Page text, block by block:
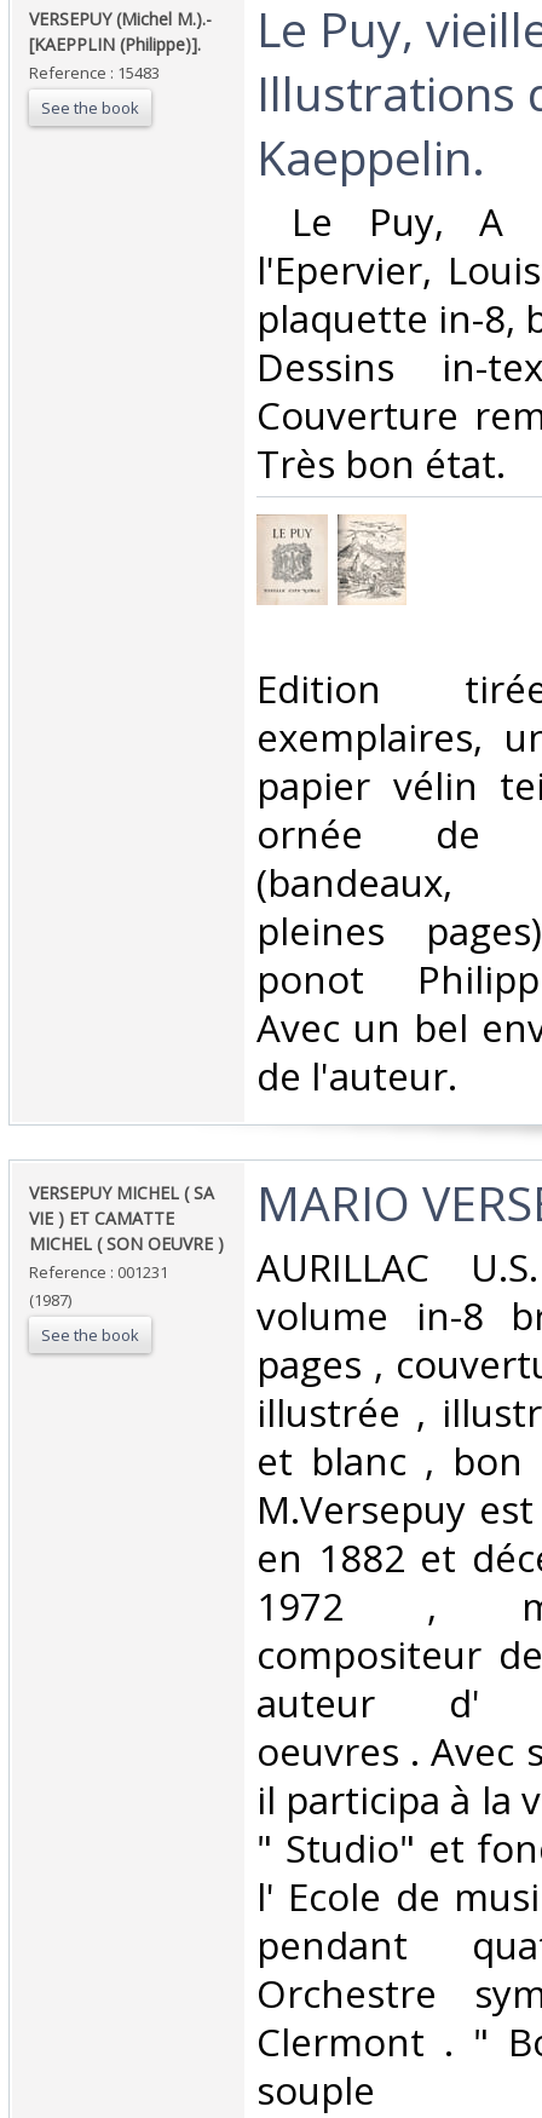
‎VERSEPUY (Michel M.).-
[KAEPPLIN (Philippe)].‎
Reference : 15483
See the book
‎Le Puy,
Illustrations
Kaeppelin.‎
Le Puy, A
l'Epervier,
plaquette in-8,
Dessins in-
Couverture
Très bon état.‎
‎Edition
exemplaires,
papier vélin
ornée de
(bandeaux,
pleines
ponot
Avec un bel
de l'auteur. ‎
‎VERSEPUY MICHEL ( SA
VIE ) ET CAMATTE
MICHEL ( SON OEUVRE )‎
Reference : 001231
(1987)
See the book
‎MARIO
‎AURILLAC
volume in-8
pages ,
illustrée ,
et blanc , bon
M.Versepuy
en 1882 et
1972 ,
compositeur
auteur d'
oeuvres . Avec
il participa à la
" Studio" et
l' Ecole de
pendant
Orchestre
Clermont . "
souple ‎